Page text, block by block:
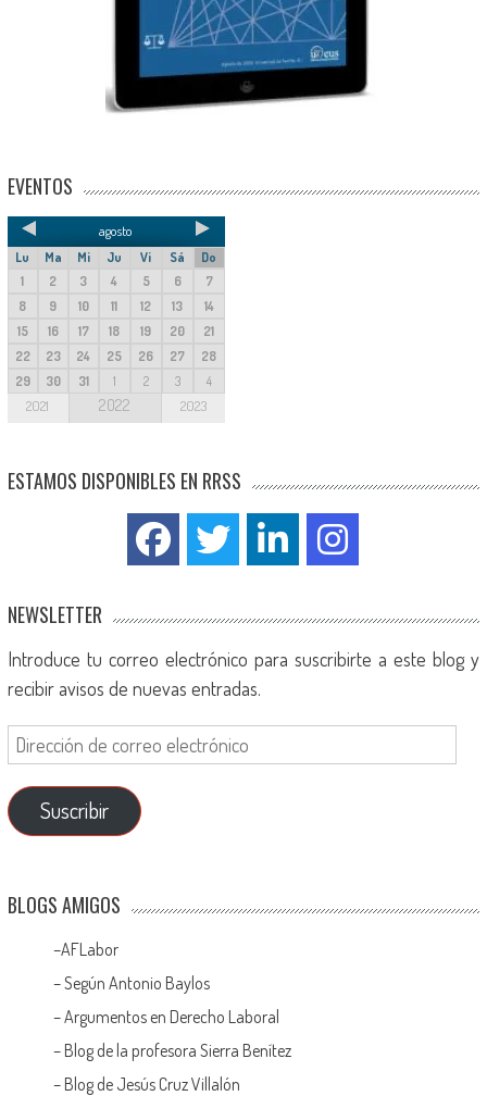
EVENTOS
agosto
Lu Ma Mi Ju Vi Sá
Do
1
2 3 4 5 6
7
8
9 10 11 12 13
14
15
16 17 18 19 20
21
22
23 24 25 26 27
28
29
30 31 1 2 3 4
2021 2022 2023
ESTAMOS DISPONIBLES EN RRSS
NEWSLETTER
Introduce tu correo electrónico para suscribirte a este blog y
recibir avisos de nuevas entradas.
Suscribir
BLOGS AMIGOS
–AFLabor
– Según Antonio Baylos
–Argumentos en Derecho Laboral
– Blog de la profesora Sierra Benítez
– Blog de Jesús Cruz Villalón